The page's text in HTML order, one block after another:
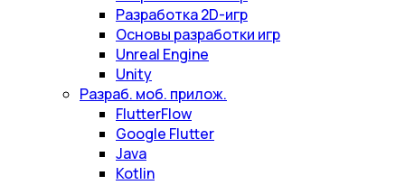
Разработка 2D-игр
Основы разработки игр
Unreal Engine
Unity
Разраб. моб. прилож.
FlutterFlow
Google Flutter
Java
Kotlin